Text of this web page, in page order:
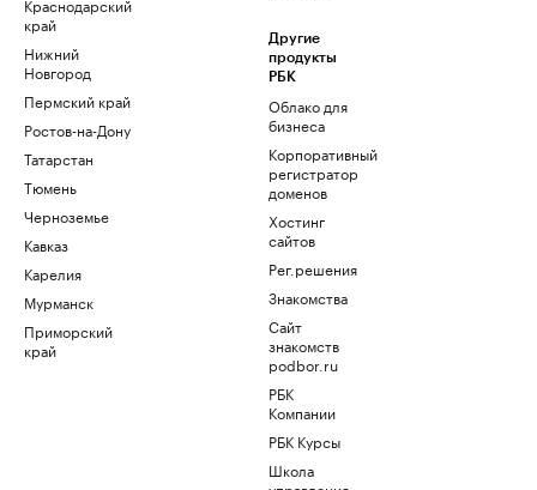
Краснодарский
край
Нижний
Новгород
Пермский край
Ростов-на-Дону
Татарстан
Тюмень
Черноземье
Кавказ
Карелия
Мурманск
Приморский
край
Другие
продукты
РБК
Облако для
бизнеса
Корпоративный
регистратор
доменов
Хостинг
сайтов
Рег.решения
Знакомства
Сайт
знакомств
podbor.ru
РБК
Компании
РБК Курсы
Школа